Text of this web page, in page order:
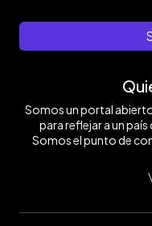
Somos un portal
para reflejar a un país
Somos el punto de